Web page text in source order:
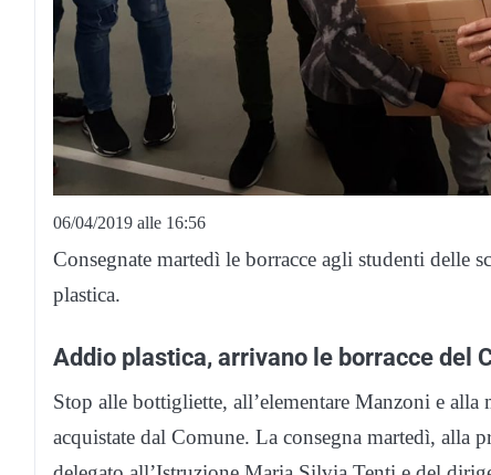
06/04/2019 alle 16:56
Consegnate martedì le borracce agli studenti delle
plastica.
Addio plastica, arrivano le borracce del
Stop alle bottigliette, all’elementare Manzoni e
acquistate dal Comune. La consegna martedì, alla